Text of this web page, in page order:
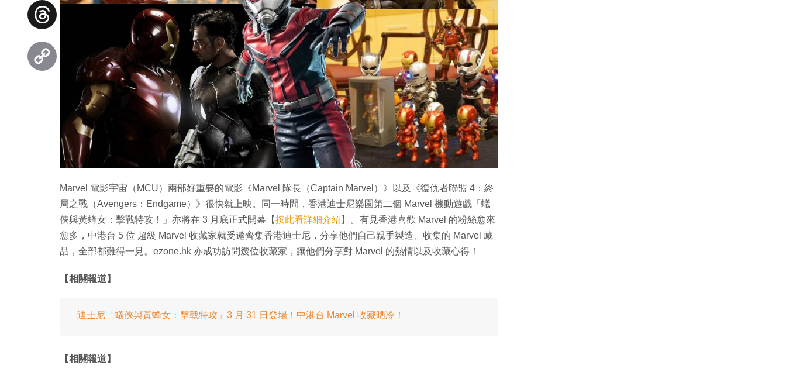
Marvel 電影宇宙（MCU）兩部好重要的電影《Marvel 隊長（Captain Marvel）》以及《復仇者聯盟 4：終
局之戰（Avengers：Endgame）》很快就上映。同一時間，香港迪士尼樂園第二個 Marvel 機動遊戲「蟻
俠與黃蜂女：擊戰特攻！」亦將在 3 月底正式開幕【按此看詳細介紹 】。有見香港喜歡 Marvel 的粉絲愈來
愈多，中港台 5 位 超級 Marvel 收藏家就受邀齊集香港迪士尼，分享他們自己親手製造、收集的 Marvel 藏
品，全部都難得一見。ezone.hk 亦成功訪問幾位收藏家，讓他們分享對 Marvel 的熱情以及收藏心得！
【相關報道】
迪士尼「蟻俠與黃蜂女：擊戰特攻」3 月 31 日登場！中港台 Marvel 收藏晒冷！
【相關報道】
Facebook
Threads